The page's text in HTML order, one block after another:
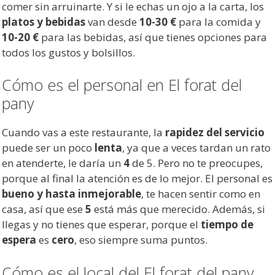
comer sin arruinarte. Y si le echas un ojo a la carta, los
platos y bebidasvan desde 10-30 € para la comida y
10-20 € para las bebidas, así que tienes opciones para
todos los gustos y bolsillos.
Cómo es el personal en El forat del
pany
Cuando vas a este restaurante, la rapidez del servicio
puede ser un poco lenta, ya que a veces tardan un rato
en atenderte, le daría un 4de 5. Pero no te preocupes,
porque al final la atención es de lo mejor. El personal es
bueno y hasta inmejorable, te hacen sentir como en
casa, así que ese 5 está más que merecido. Además, si
llegas y no tienes que esperar, porque el tiempo de
espera es cero, eso siempre suma puntos.